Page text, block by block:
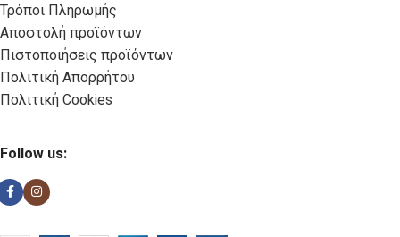
Τρόποι Πληρωμής
Αποστολή προϊόντων
Πιστοποιήσεις προϊόντων
Πολιτική Απορρήτου
Πολιτική Cookies
Follow us: